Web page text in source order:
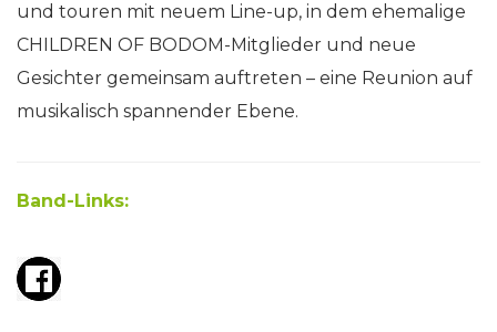
und touren mit neuem Line-up, in dem ehemalige
CHILDREN OF BODOM-Mitglieder und neue
Gesichter gemeinsam auftreten – eine Reunion auf
musikalisch spannender Ebene.
Band-Links: